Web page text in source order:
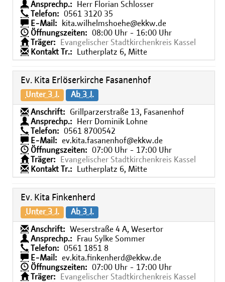
Ansprechp.:
Herr Florian Schlosser
Telefon:
0561 3120 35
E-Mail:
kita.wilhelmshoehe@ekkw.de
Öffnungszeiten:
08:00 Uhr - 16:00 Uhr
Träger:
Evangelischer Stadtkirchenkreis Kassel
Kontakt Tr.:
Lutherplatz 6, Mitte
Ev. Kita Erlöserkirche Fasanenhof
Unter 3 J. Ab 3 J.
Anschrift:
Grillparzerstraße 13, Fasanenhof
Ansprechp.:
Herr Dominik Lohne
Telefon:
0561 8700542
E-Mail:
ev.kita.fasanenhof@ekkw.de
Öffnungszeiten:
07:00 Uhr - 17:00 Uhr
Träger:
Evangelischer Stadtkirchenkreis Kassel
Kontakt Tr.:
Lutherplatz 6, Mitte
Ev. Kita Finkenherd
Unter 3 J. Ab 3 J.
Anschrift:
Weserstraße 4 A, Wesertor
Ansprechp.:
Frau Sylke Sommer
Telefon:
0561 1851 8
E-Mail:
ev.kita.finkenherd@ekkw.de
Öffnungszeiten:
07:00 Uhr - 17:00 Uhr
Träger:
Evangelischer Stadtkirchenkreis Kassel